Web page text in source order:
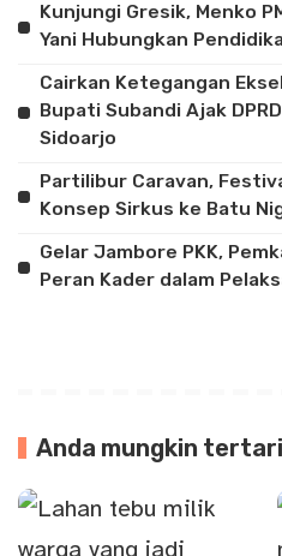
Kunjungi Gresik, Menko
Yani Hubungkan
Cairkan Ketegangan
Bupati Subandi Ajak
Sidoarjo
Partilibur Caravan,
Konsep Sirkus ke Batu
Gelar Jambore PKK,
Peran Kader dalam
Anda mungkin